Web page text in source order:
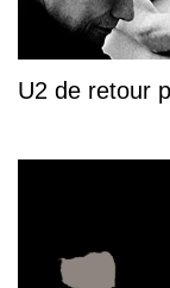
U2 de retour